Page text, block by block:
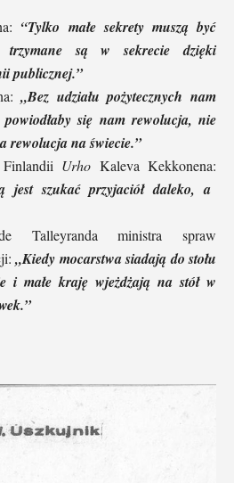
“Tylko małe sekrety muszą być
trzymane są w sekrecie dzięki
publicznej.”
„Bez udziału pożytecznych nam
się nam rewolucja, nie
rewolucja na świecie.”
Urho Kaleva Kekkonena:
jest szukać przyjaciół daleko, a
Talleyranda ministra spraw
„Kiedy mocarstwa siadają do stołu
i małe kraję wjeżdżają na stół w